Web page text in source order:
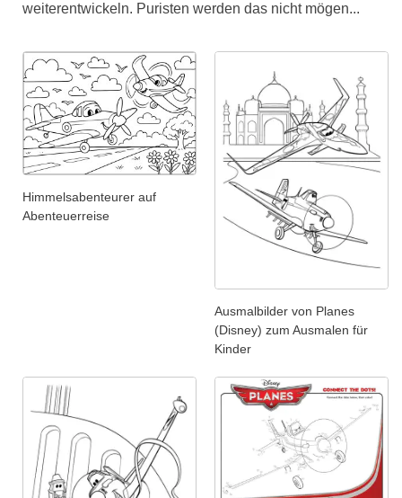
weiterentwickeln. Puristen werden das nicht mögen...
Himmelsabenteurer auf
Abenteuerreise
Ausmalbilder von Planes
(Disney) zum Ausmalen für
Kinder